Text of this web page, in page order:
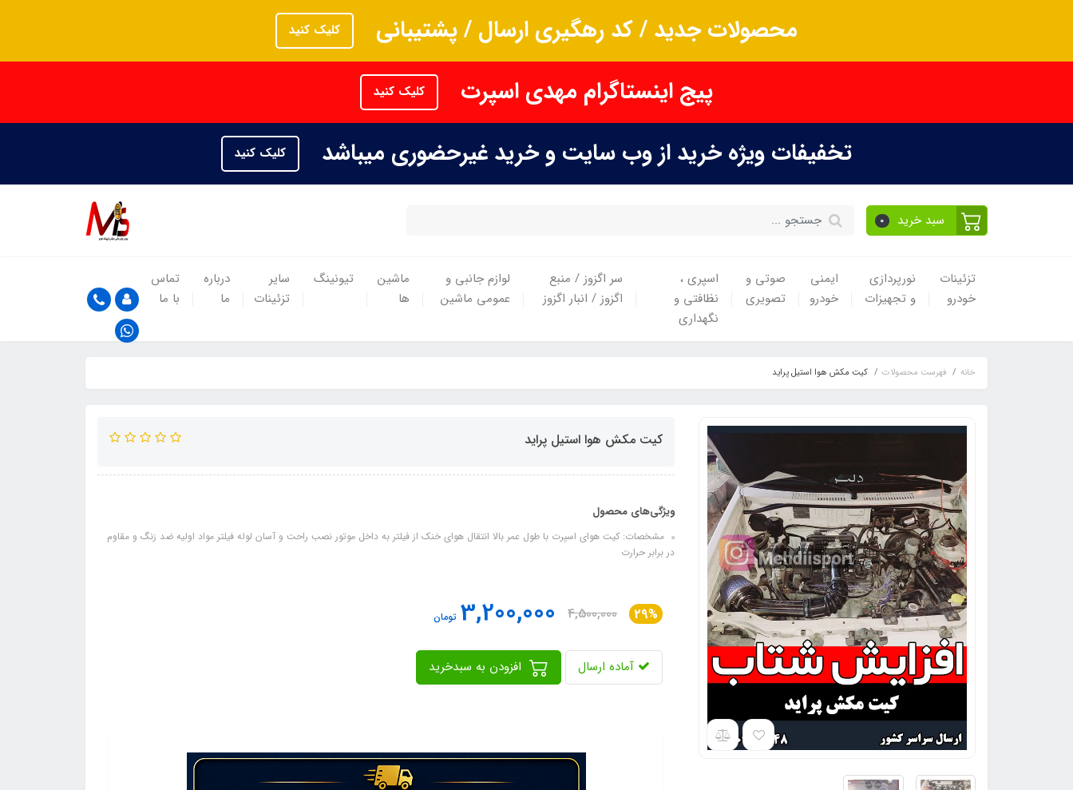
محصولات جدید / کد رهگیری ارسال / پشتیبانی کلیک کنید
پیج اینستاگرام مهدی اسپرت کلیک کنید
تخفیفات ویژه خرید از وب سایت و خرید غیرحضوری میباشد کلیک کنید
سبد خرید 0
تزئینات
خودرو
نورپردازی
و تجهیزات
ایمنی
خودرو
صوتی و
تصویری
اسپری ،
نظافتی و
نگهداری
سر اگزوز / منبع
اگزوز / انبار اگزوز
لوازم جانبی و
عمومی ماشین
ماشین
ها
تیونینگ
سایر
تزئینات
درباره
ما
تماس
با ما
خانه فهرست محصولات کیت مکش هوا استیل پراید
کیت مکش هوا استیل پراید
ویژگی‌های محصول
مشخصات: کیت هوای اسپرت با طول عمر بالا انتقال هوای خنک از فیلتر به داخل موتور نصب راحت و آسان لوله فیلتر مواد اولیه ضد زنگ و مقاوم
در برابر حرارت
29%
4,500,000
3,200,000 تومان
آماده ارسال